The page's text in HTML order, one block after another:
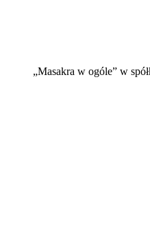
„Masakra w ogóle” w